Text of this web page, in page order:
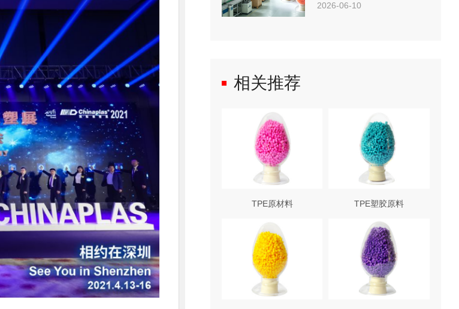
2026-06-10
相关推荐
TPE原材料 TPE塑胶原料